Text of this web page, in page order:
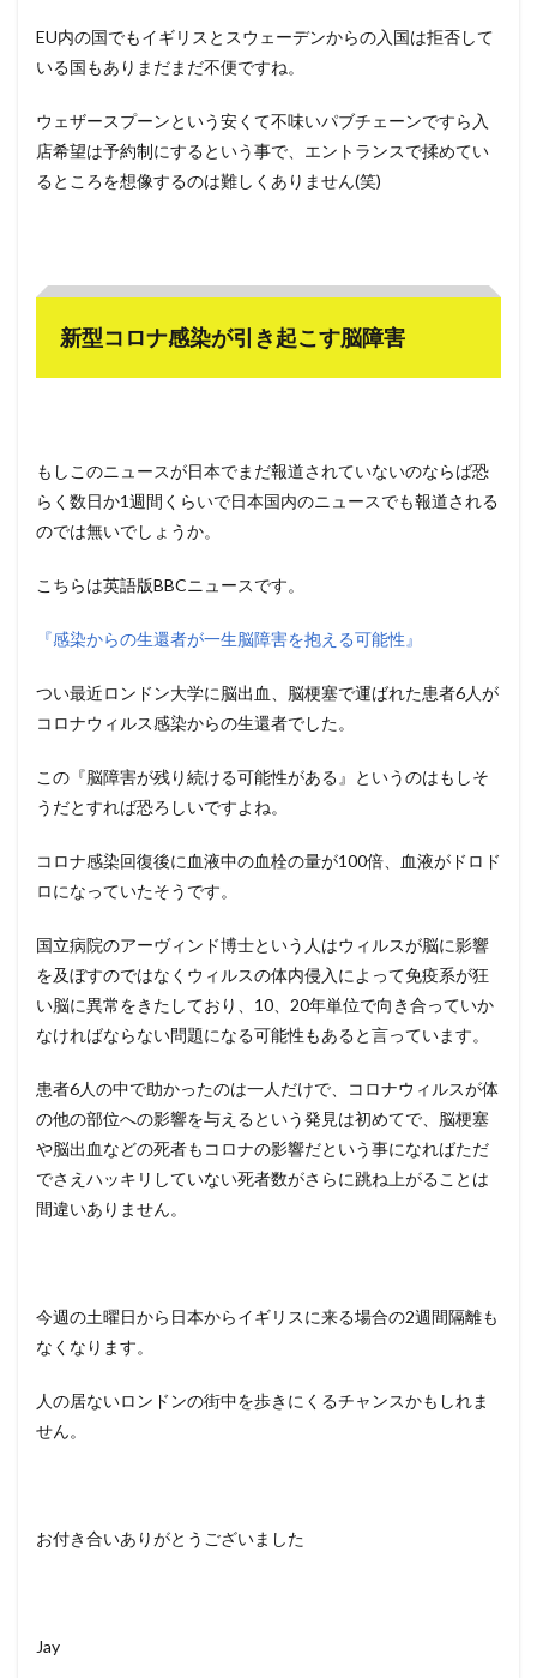
EU内の国でもイギリスとスウェーデンからの入国は拒否して
いる国もありまだまだ不便ですね。
ウェザースプーンという安くて不味いパブチェーンですら入
店希望は予約制にするという事で、エントランスで揉めてい
るところを想像するのは難しくありません(笑)
新型コロナ感染が引き起こす脳障害
もしこのニュースが日本でまだ報道されていないのならば恐
らく数日か1週間くらいで日本国内のニュースでも報道される
のでは無いでしょうか。
こちらは英語版BBCニュースです。
『感染からの生還者が一生脳障害を抱える可能性』
つい最近ロンドン大学に脳出血、脳梗塞で運ばれた患者6人が
コロナウィルス感染からの生還者でした。
この『脳障害が残り続ける可能性がある』というのはもしそ
うだとすれば恐ろしいですよね。
コロナ感染回復後に血液中の血栓の量が100倍、血液がドロド
ロになっていたそうです。
国立病院のアーヴィンド博士という人はウィルスが脳に影響
を及ぼすのではなくウィルスの体内侵入によって免疫系が狂
い脳に異常をきたしており、10、20年単位で向き合っていか
なければならない問題になる可能性もあると言っています。
患者6人の中で助かったのは一人だけで、コロナウィルスが体
の他の部位への影響を与えるという発見は初めてで、脳梗塞
や脳出血などの死者もコロナの影響だという事になればただ
でさえハッキリしていない死者数がさらに跳ね上がることは
間違いありません。
今週の土曜日から日本からイギリスに来る場合の2週間隔離も
なくなります。
人の居ないロンドンの街中を歩きにくるチャンスかもしれま
せん。
お付き合いありがとうございました
Jay